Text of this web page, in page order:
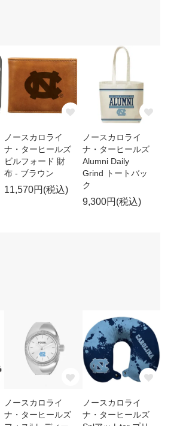
ノースカロライ
ナ・ターヒールズ
ビルフォード 財
布 - ブラウン
11,570円(税込)
ノースカロライ
ナ・ターヒールズ
Alumni Daily
Grind トートバッ
ク
9,300円(税込)
ノースカロライ
ナ・ターヒールズ
ノースカロライ
ナ・ターヒールズ